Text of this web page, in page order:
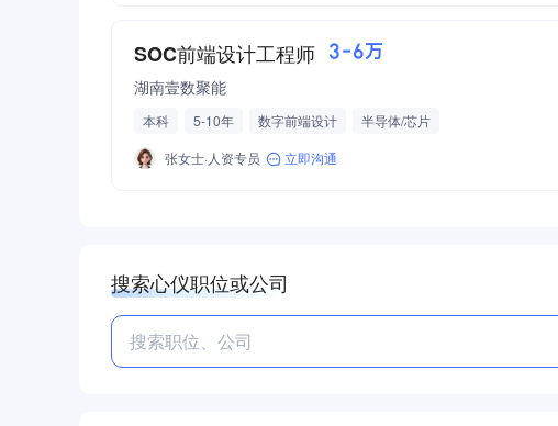
SOC前端设计工程师 3-6万
湖南壹数聚能
本科 5-10年 数字前端设计
半导体/芯片
张女士·人资专员
立即沟通
搜索心仪职位或公司